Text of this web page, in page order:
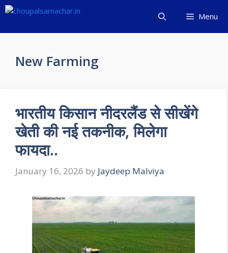
Skip
content
Menu
New Farming
भारतीय किसान नीदरलैंड से सीखेंगे
खेती की नई तकनीक, मिलेगा
फायदा..
January 16, 2026 by Jaydeep Malviya